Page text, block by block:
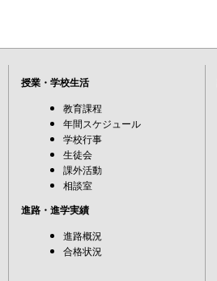
授業・学校生活
教育課程
年間スケジュール
学校行事
生徒会
課外活動
相談室
進路・進学実績
進路概況
合格状況